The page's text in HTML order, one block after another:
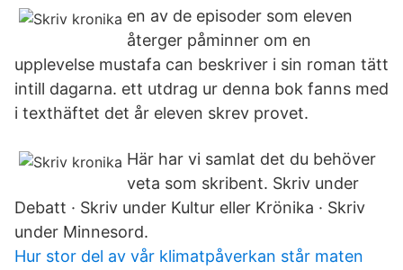
en av de episoder som eleven
återger påminner om en
upplevelse mustafa can beskriver i sin roman tätt
intill dagarna. ett utdrag ur denna bok fanns med
i texthäftet det år eleven skrev provet.
Här har vi samlat det du behöver
veta som skribent. Skriv under
Debatt · Skriv under Kultur eller Krönika · Skriv
under Minnesord.
Hur stor del av vår klimatpåverkan står maten